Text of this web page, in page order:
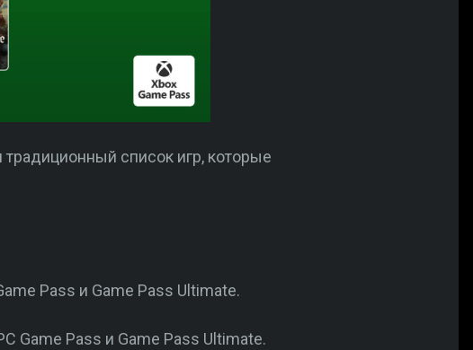
традиционный список игр, которые
Pass и Game Pass Ultimate.
Game Pass и Game Pass Ultimate.